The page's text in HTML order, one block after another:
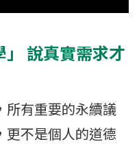
說真實需求才
所有重要的永續議
更不是個人的道德